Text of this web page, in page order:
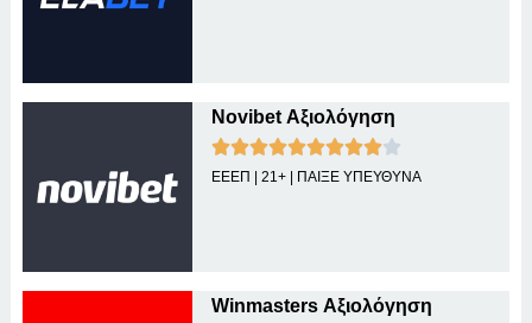
Novibet Αξιολόγηση
ΕΕΕΠ | 21+ | ΠΑΙΞΕ ΥΠΕΥΘΥΝΑ
Winmasters Αξιολόγηση